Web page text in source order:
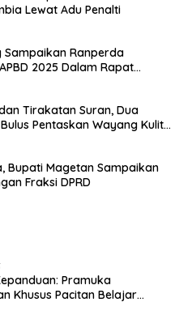
Lewat Adu Penalti
Sampaikan Ranperda
2025 Dalam Rapat
Tirakatan Suran, Dua
Pentaskan Wayang Kulit
Bupati Magetan Sampaikan
Fraksi DPRD
Pramuka
Khusus Pacitan Belajar